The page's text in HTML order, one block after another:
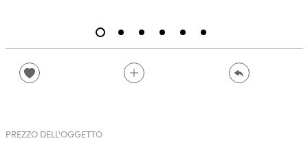
PREZZO DELL'OGGETTO